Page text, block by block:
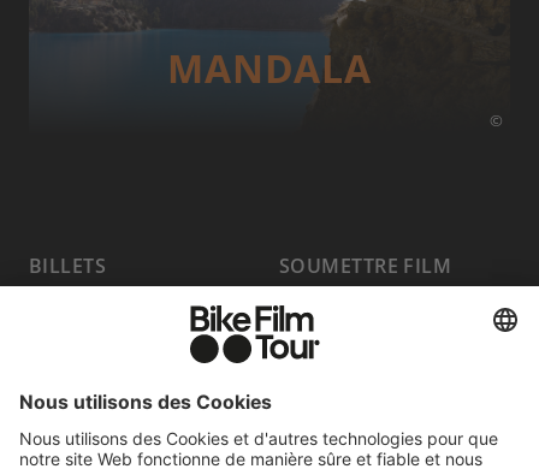
©
MANDALA
BILLETS
DEVENIR
PARTENAIRE
SOUMETTRE FILM
FAQ
MEDIA HUB
CONTACT